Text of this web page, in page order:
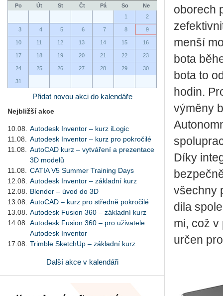
Po Út St Čt Pá So
Ne
1
2
3 4 5 6 7 8 9
10 11 12 13 14 15 16
17 18 19 20 21 22 23
24 25 26 27 28 29 30
31
Přidat novou akci do kalendáře
Nejbližší akce
10.08.
Autodesk Inventor – kurz iLogic
11.08.
Autodesk Inventor – kurz pro pokročilé
11.08.
AutoCAD kurz – vytváření a prezentace
3D modelů
11.08.
CATIA V5 Summer Training Days
12.08.
Autodesk Inventor – základní kurz
12.08.
Blender – úvod do 3D
13.08.
AutoCAD – kurz pro středně pokročilé
13.08.
Autodesk Fusion 360 – základní kurz
14.08.
Autodesk Fusion 360 – pro uživatele
Autodesk Inventor
17.08.
Trimble SketchUp – základní kurz
Další akce v kalendáři
obo­rech
menší
bo­ta
bo­ta to
hodin.
vý­mě­ny
Díky
všech­ny
di­la
mi, což v
určen